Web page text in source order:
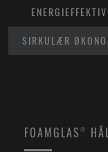
SIRKULÆR
FOAMGLAS®